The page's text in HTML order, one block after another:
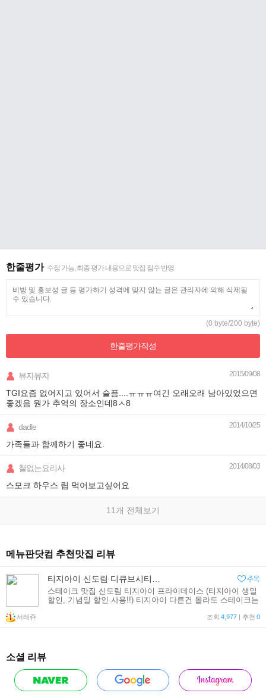
한줄평가 수정 가능, 최종 평가 내용으로 맛집 점수 반영.
(0 byte/200 byte)
한줄평가작성
뷰자뷰자 2015/09/08
TGI요즘 없어지고 있어서 슬픔....ㅠㅠㅠ여긴 오래오래 남아있었으면
좋겠음 뭔가 추억의 장소인데8ㅅ8
dadle 2014/10/25
가족들과 함께하기 좋네요.
철없는요리사 2014/08/03
스모크 하우스 립 먹어보고싶어요
11개 전체보기
메뉴판닷컴 추천맛집 리뷰
스테이크 맛집 신도림 티지아이 프라이데이스 (티지아이 생일
할인, 기념일 할인 사용!!) 티지아이 다른건 몰라도 스테이크는
서레쥬 조회 4,977 | 추천 0
소셜 리뷰